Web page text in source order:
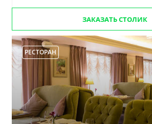
ЗАКАЗАТЬ СТОЛИК
РЕСТОРАН